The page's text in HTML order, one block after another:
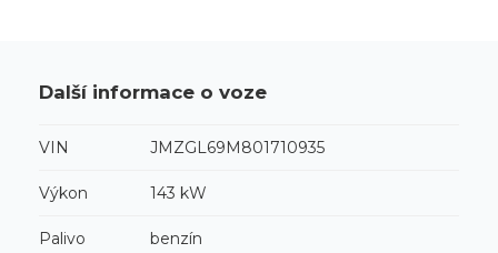
Další informace o voze
VIN JMZGL69M801710935
Výkon 143 kW
Palivo benzín